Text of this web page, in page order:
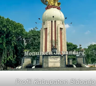
Profil Kabupaten Sidoarjo